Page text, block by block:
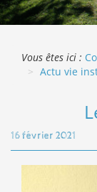
Vous êtes ici :
Actu vie
16 février 2021